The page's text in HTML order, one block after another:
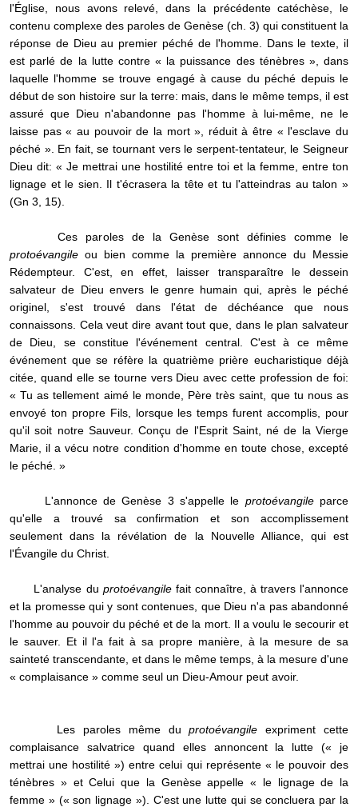
l'Église, nous avons relevé, dans la précédente catéchèse, le
contenu complexe des paroles de Genèse (ch. 3) qui constituent la
réponse de Dieu au premier péché de l'homme. Dans le texte, il
est parlé de la lutte contre « la puissance des ténèbres », dans
laquelle l'homme se trouve engagé à cause du péché depuis le
début de son histoire sur la terre: mais, dans le même temps, il est
assuré que Dieu n'abandonne pas l'homme à lui-même, ne le
laisse pas « au pouvoir de la mort », réduit à être « l'esclave du
péché ». En fait, se tournant vers le serpent-tentateur, le Seigneur
Dieu dit: « Je mettrai une hostilité entre toi et la femme, entre ton
lignage et le sien. Il t'écrasera la tête et tu l'atteindras au talon »
(Gn 3, 15).
Ces paroles de la Genèse sont définies comme le
protoévangile ou bien comme la première annonce du Messie
Rédempteur. C'est, en effet, laisser transparaître le dessein
salvateur de Dieu envers le genre humain qui, après le péché
originel, s'est trouvé dans l'état de déchéance que nous
connaissons. Cela veut dire avant tout que, dans le plan salvateur
de Dieu, se constitue l'événement central. C'est à ce même
événement que se réfère la quatrième prière eucharistique déjà
citée, quand elle se tourne vers Dieu avec cette profession de foi:
« Tu as tellement aimé le monde, Père très saint, que tu nous as
envoyé ton propre Fils, lorsque les temps furent accomplis, pour
qu'il soit notre Sauveur. Conçu de l'Esprit Saint, né de la Vierge
Marie, il a vécu notre condition d'homme en toute chose, excepté
le péché. »
L'annonce de Genèse 3 s'appelle le protoévangileparce
qu'elle a trouvé sa confirmation et son accomplissement
seulement dans la révélation de la Nouvelle Alliance, qui est
l'Évangile du Christ.
L'analyse du protoévangilefait connaître, à travers l'annonce
et la promesse qui y sont contenues, que Dieu n'a pas abandonné
l'homme au pouvoir du péché et de la mort. Il a voulu le secourir et
le sauver. Et il l'a fait à sa propre manière, à la mesure de sa
sainteté transcendante, et dans le même temps, à la mesure d'une
« complaisance » comme seul un Dieu-Amour peut avoir.
Les paroles même duprotoévangile expriment cette
complaisance salvatrice quand elles annoncent la lutte (« je
mettrai une hostilité ») entre celui qui représente « le pouvoir des
ténèbres » et Celui que la Genèse appelle « le lignage de la
femme » (« son lignage »). C'est une lutte qui se concluera par la